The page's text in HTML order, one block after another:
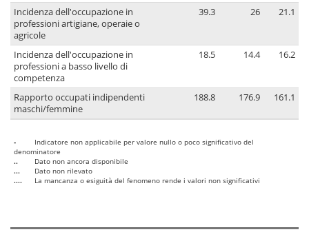
Incidenza dell'occupazione in
professioni artigiane, operaie o
agricole
39.3 26 21.1
Incidenza dell'occupazione in
professioni a basso livello di
competenza
18.5 14.4 16.2
Rapporto occupati indipendenti
maschi/femmine
188.8 176.9 161.1
-
Indicatore non applicabile per valore nullo o poco significativo del
denominatore
..
Dato non ancora disponibile
...
Dato non rilevato
....
La mancanza o esiguità del fenomeno rende i valori non significativi